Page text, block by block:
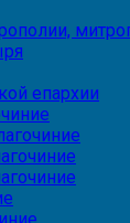
епархии